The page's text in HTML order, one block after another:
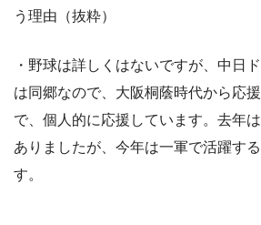
う理由（抜粋）
・野球は詳しくはないですが、中日
は同郷なので、大阪桐蔭時代から応
で、個人的に応援しています。去年
ありましたが、今年は一軍で活躍す
す。